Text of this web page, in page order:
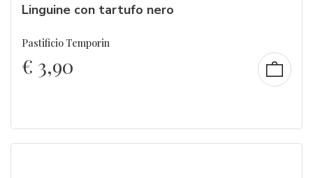
Linguine con tartufo nero
Pastificio Temporin
€ 3,90